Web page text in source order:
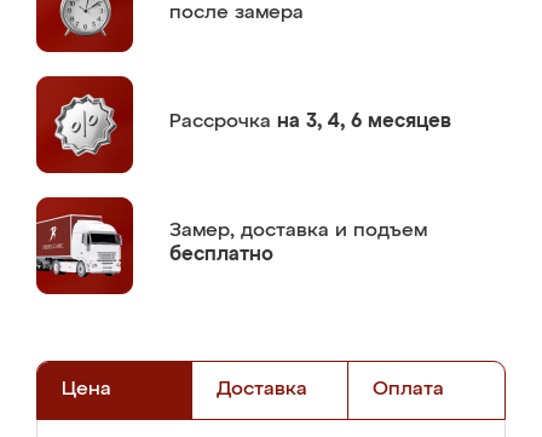
после замера
Рассрочка на 3, 4, 6 месяцев
Замер, доставка и подъем
бесплатно
Цена Доставка Оплата